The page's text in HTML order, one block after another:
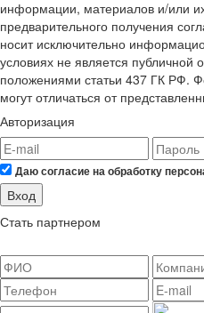
информации, материалов и/или
предварительного получения
носит исключительно
условиях не является
положениями статьи 437 ГК РФ.
могут отличаться от
Авторизация
Даю согласие на обработку
Вход
Стать партнером